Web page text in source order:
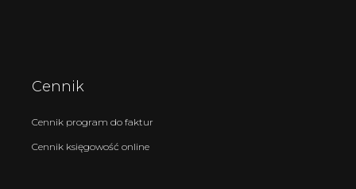
Cennik
Cennik program do faktur
Cennik księgowość online